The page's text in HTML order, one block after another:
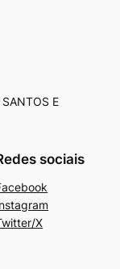
E
sociais
X